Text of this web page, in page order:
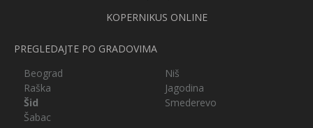
KOPERNIKUS ONLINE
PREGLEDAJTE PO GRADOVIMA
Beograd
Niš
Raška
Jagodina
Šid
Smederevo
Šabac